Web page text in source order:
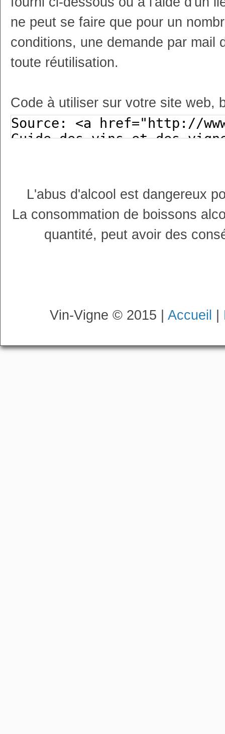
ne peut se faire que pour un
conditions, une demande par mail
toute réutilisation.
Code à utiliser sur votre site web,
L'abus d'alcool est dangereux
La consommation de boissons
quantité, peut avoir des
Vin-Vigne © 2015 | Accueil